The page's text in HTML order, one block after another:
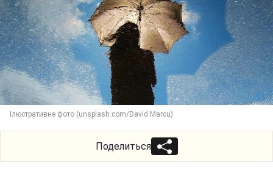
Ілюстративне фото (unsplash.com/David Marcu)
Поделиться